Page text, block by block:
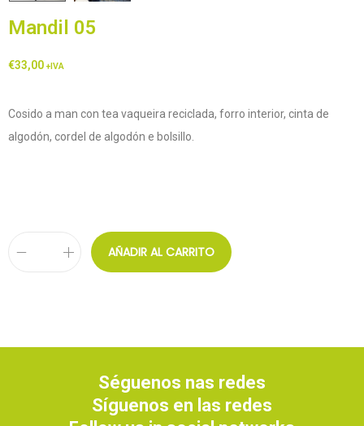
Mandil 05
€33,00 +IVA
Cosido a man con tea vaqueira reciclada, forro interior, cinta de
algodón, cordel de algodón e bolsillo.
AÑADIR AL CARRITO
Séguenos nas redes
Síguenos en las redes